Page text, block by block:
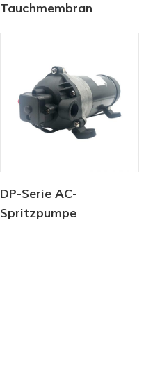
Tauchmembran
DP-Serie AC-
Spritzpumpe